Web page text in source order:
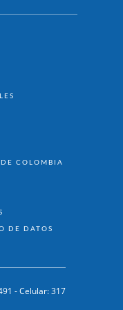
COLOMBIA
DE DATOS
- Celular: 317